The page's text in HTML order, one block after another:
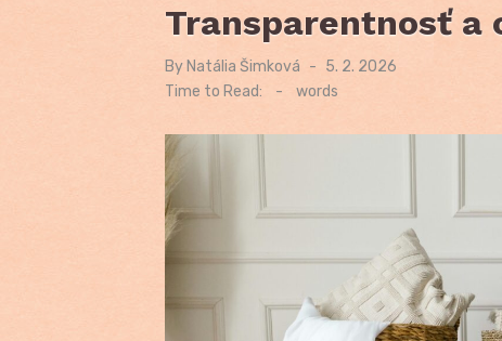
Transparentnosť a
By Natália Šimková
Posted
on
5. 2. 2026
Time to Read:
- words